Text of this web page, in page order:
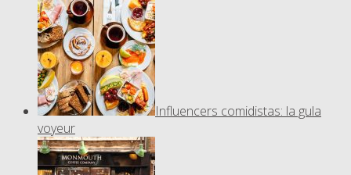
Influencers comidistas: la gula
voyeur